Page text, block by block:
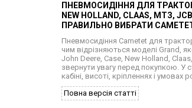
ПНЕВМОСИДІННЯ ДЛЯ
NEW HOLLAND, CLAAS, МТЗ,
ПРАВИЛЬНО ВИБРАТИ
Пневмосидіння Cametet для
чим відрізняються моделі Grand,
John Deere, Case, New Holland,
звернути увагу перед покупкою. У
кабіні, висоті, кріпленнях і умовах
Повна версія статті